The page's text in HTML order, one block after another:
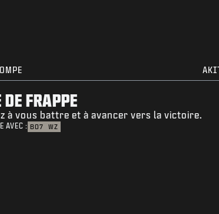
DE FRAPPE
à vous battre et à avancer vers la victoire.
AVEC : BO7 WZ